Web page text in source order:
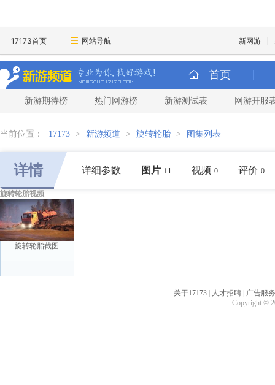
17173首页 网站导航 新网游
首页
新游期待榜 热门网游榜 新游测试表 网游开服
当前位置： 17173 > 新游频道 > 旋转轮胎 > 图集列表
详情 详细参数 图片 11 视频 0 评价 0
旋转轮胎视频
旋转轮胎截图
关于17173 人才招聘
广告服务
Copyright ©